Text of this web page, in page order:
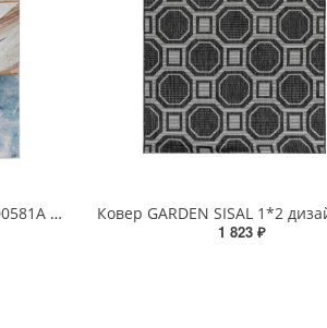
Ковер KLIO 0.8*1.5 дизайн 00581A L.GREY/M.GREY
1 823 ₽